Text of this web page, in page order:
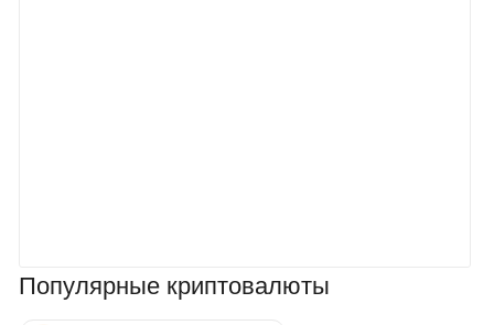
Популярные криптовалюты